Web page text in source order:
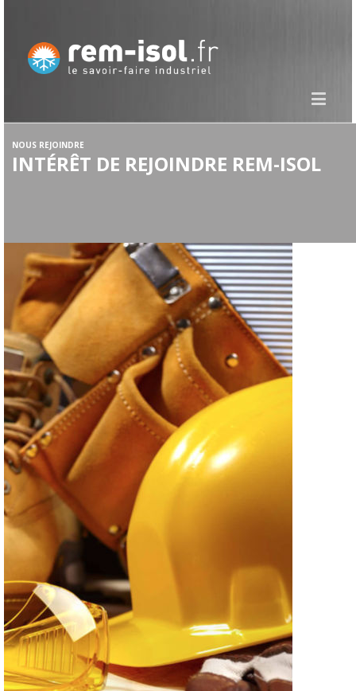
NOUS REJOINDRE
INTÉRÊT DE REJOINDRE REM-ISOL